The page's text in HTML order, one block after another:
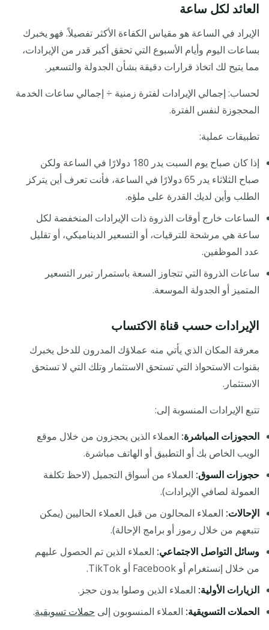
العائد لكل ساعة
الإيراد في الساعة هو مقياس الكفاءة الأكثر تفصيلاً. فهو يخبرك
بساعات اليوم وأيام الأسبوع التي تحقق أكبر قدر من الإيرادات،
مما يتيح لك اتخاذ قرارات دقيقة بشأن الجدولة والتسعير.
لحساب: إجمالي الإيرادات لفترة زمنية ÷ إجمالي ساعات الخدمة
المحجوزة لنفس الفترة.
تطبيقات عملية:
إذا كان صباح يوم السبت يدر 180 دولارًا في الساعة ولكن
صباح الثلاثاء يدر 65 دولارًا في الساعة، فأنت تعرف أين يتركز
الطلب وأين لديك القدرة على ملؤه.
الساعات خارج أوقات الذروة ذات الإيرادات المنخفضة لكل
ساعة هي مرشحة للترقيات، أو التسعير الديناميكي، أو تقليل
عدد الموظفين.
ساعات الذروة التي تتجاوز السعة باستمرار تبرر التسعير
المتميز أو الجدولة الموسعة.
الإيرادات حسب قناة الاكتساب
معرفة المكان الذي يأتي منه عملاؤك المدرون للدخل يخبرك
بقنوات الاستحواذ التي تستحق الاستثمار وتلك التي لا تستحق
الاستثمار.
تتبع الإيرادات المنسوبة إلى:
الحجوزات المباشرة: العملاء الذين يحجزون من خلال موقع
الويب الخاص بك أو التطبيق أو الهاتف مباشرة.
حجوزات السوق: العملاء من أسواق التجميل (لاحظ تكلفة
العمولة لصافي الإيرادات).
الإحالات: العملاء المحالون من قبل العملاء الحاليين (يمكن
تتبعهم من خلال رموز أو برامج الإحالة).
وسائل التواصل الاجتماعي: العملاء الذين تم الحصول عليهم
من خلال إنستغرام أو Facebook أو TikTok.
الزيارات الأولية: العملاء الذين وصلوا بدون حجز.
الحملات التسويقية: العملاء المنسوبون إلى حملات تسويقية.